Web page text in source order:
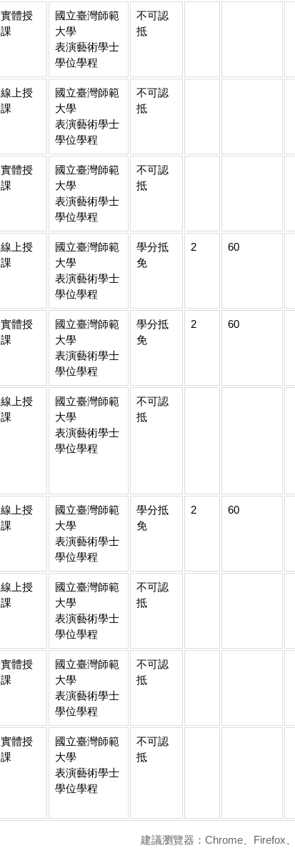
實體授
課
國立臺灣師範
大學
表演藝術學士
學位學程
不可認
抵
線上授
課
國立臺灣師範
大學
表演藝術學士
學位學程
不可認
抵
實體授
課
國立臺灣師範
大學
表演藝術學士
學位學程
不可認
抵
線上授
課
國立臺灣師範
大學
表演藝術學士
學位學程
學分抵
免
2 60
實體授
課
國立臺灣師範
大學
表演藝術學士
學位學程
學分抵
免
2 60
線上授
課
國立臺灣師範
大學
表演藝術學士
學位學程
不可認
抵
線上授
課
國立臺灣師範
大學
表演藝術學士
學位學程
學分抵
免
2 60
線上授
課
國立臺灣師範
大學
表演藝術學士
學位學程
不可認
抵
實體授
課
國立臺灣師範
大學
表演藝術學士
學位學程
不可認
抵
實體授
課
國立臺灣師範
大學
表演藝術學士
學位學程
不可認
抵
建議瀏覽器：Chrome、Firefox